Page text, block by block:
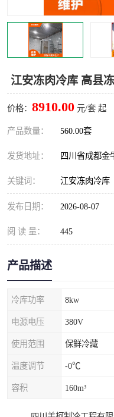
江安冻肉冷库 高县
价格： 8910.00 元/套 起
产品数量： 560.00套
发货地址： 四川省成都金
关键词： 江安冻肉冷库
发布日期： 2026-08-07
阅 读 量： 445
产品描述
冷库功率 8kw
电源电压 380V
使用范围 保鲜冷藏
温度调节 -0℃
容积 160m³
内江冷库，内江冻库